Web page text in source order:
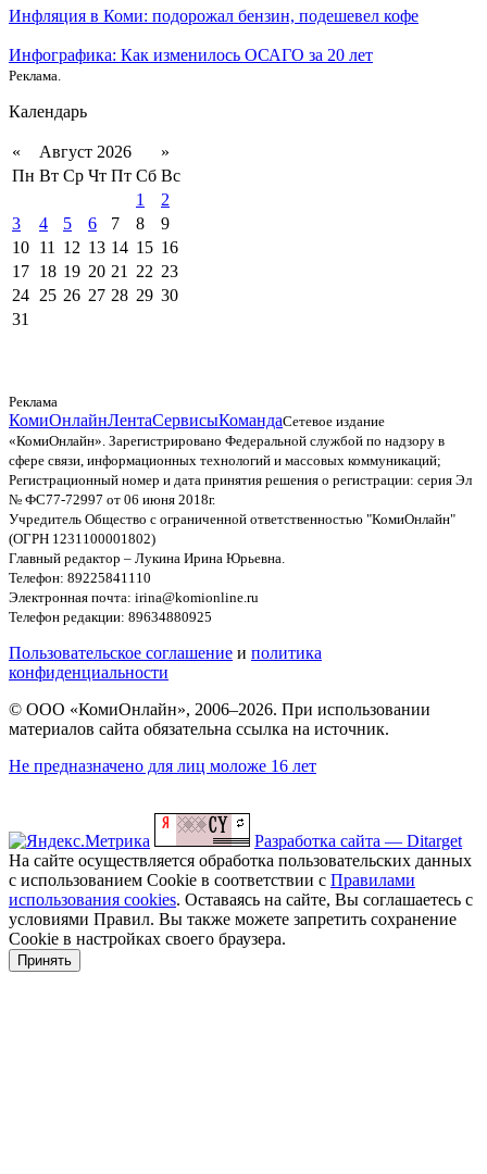
Инфляция в Коми: подорожал бензин, подешевел кофе
Инфографика: Как изменилось ОСАГО за 20 лет
Реклама.
Календарь
« Август 2026
»
Пн Вт Ср Чт Пт Сб Вс
1
2
3
4 5 6 7 8
9
10 11 12 13 14 15 16
17 18 19 20 21 22 23
24 25 26 27 28 29 30
31
Реклама
КомиОнлайнЛентаСервисыКомандаСетевое издание
«КомиОнлайн». Зарегистрировано Федеральной службой по надзору в
сфере связи, информационных технологий и массовых коммуникаций;
Регистрационный номер и дата принятия решения о регистрации: серия Эл
№ ФС77-72997 от 06 июня 2018г.
Учредитель Общество с ограниченной ответственностью "КомиОнлайн"
(ОГРН 1231100001802)
Главный редактор – Лукина Ирина Юрьевна.
Телефон: 89225841110
Электронная почта: irina@komionline.ru
Телефон редакции: 89634880925
Пользовательское соглашение и политика
конфиденциальности
© ООО «КомиОнлайн», 2006–2026. При использовании
материалов сайта обязательна ссылка на источник.
Не предназначено для лиц моложе 16 лет
Разработка сайта — Ditarget
На сайте осуществляется обработка пользовательских данных
с использованием Cookie в соответствии с Правилами
использования cookies. Оставаясь на сайте, Вы соглашаетесь с
условиями Правил. Вы также можете запретить сохранение
Cookie в настройках своего браузера.
Принять